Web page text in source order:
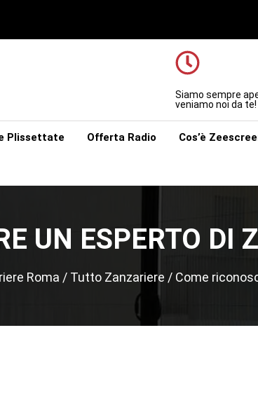
Siamo sempre
veniamo noi da te!
Plissettate Offerta Radio Cos’è
UN ESPERTO DI
Roma / Tutto Zanzariere / Come